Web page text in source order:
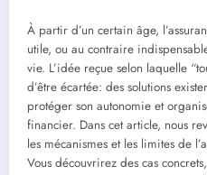
À partir d’un certain âge,
utile, ou au contraire
vie. L’idée reçue selon laquelle
d’être écartée: des solutions
protéger son autonomie et
financier. Dans cet article, nous
les mécanismes et les limites de
Vous découvrirez des cas